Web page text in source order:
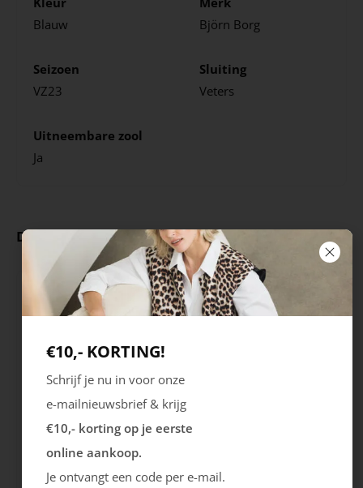
Blauw
Björn Borg
Seizoen
VZ23
Sluiting
Veters
Uitneembare zool
Ja
Deze producten ga je leuk vinden
Melbourne Astir Neo
€10,- KORTING!
Schrijf je nu in voor onze
e-mailnieuwsbrief & krijg
€10,- korting op je eerste
online aankoop.
Je ontvangt een code per e-mail.